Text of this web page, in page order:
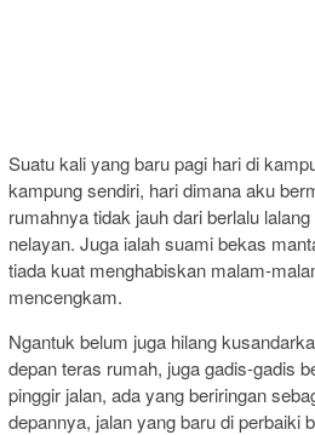
Suatu kali yang baru pagi hari di
kampung sendiri, hari dimana aku
rumahnya tidak jauh dari berlalu
nelayan. Juga ialah suami bekas
tiada kuat menghabiskan malam-
mencengkam.
Ngantuk belum juga hilang
depan teras rumah, juga gadis-gadis
pinggir jalan, ada yang beriringan
depannya, jalan yang baru di perbaiki